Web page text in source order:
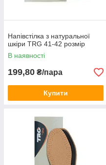
Напівстілка з натуральної
шкіри TRG 41-42 розмір
В наявності
199,80 ₴/пара
Купити